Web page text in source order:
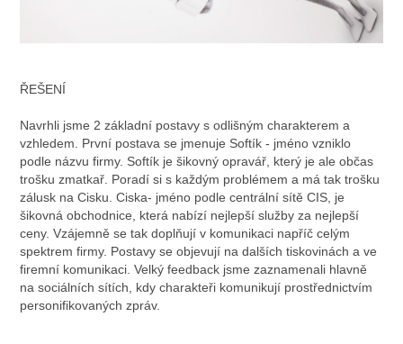
ŘEŠENÍ
Navrhli jsme 2 základní postavy s odlišným charakterem a
vzhledem. První postava se jmenuje Softík - jméno vzniklo
podle názvu firmy. Softík je šikovný opravář, který je ale občas
trošku zmatkař. Poradí si s každým problémem a má tak trošku
zálusk na Cisku. Ciska- jméno podle centrální sítě CIS, je
šikovná obchodnice, která nabízí nejlepší služby za nejlepší
ceny. Vzájemně se tak doplňují v komunikaci napříč celým
spektrem firmy. Postavy se objevují na dalších tiskovinách a ve
firemní komunikaci. Velký feedback jsme zaznamenali hlavně
na sociálních sítích, kdy charakteři komunikují prostřednictvím
personifikovaných zpráv.